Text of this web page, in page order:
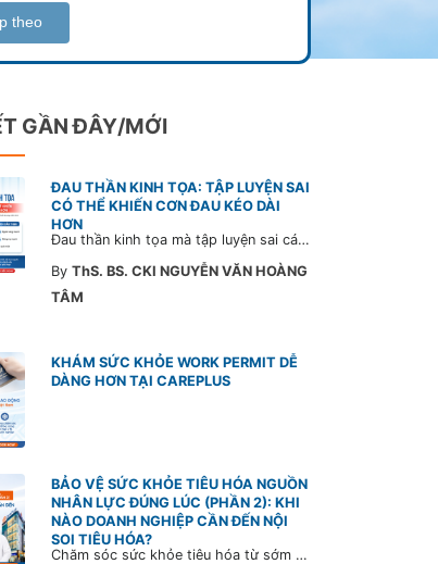
theo
GẦN ĐÂY/MỚI
ĐAU THẦN KINH TỌA: TẬP LUYỆN SAI
CÓ THỂ KHIẾN CƠN ĐAU KÉO DÀI
HƠN
Đau thần kinh tọa mà tập luyện sai cách có thể khiến cơn đau trở nặng và kéo dài thời gian hồi phục. Tham khảo chia sẻ của Bác sĩ CarePlus để nắm các động tác cần tránh và có góc nhìn đúng về phương pháp điều trị phù hợp trong bài viết sau.
ByThS. BS. CKI NGUYỄN VĂN HOÀNG
TÂM
KHÁM SỨC KHỎE WORK PERMIT DỄ
DÀNG HƠN TẠI CAREPLUS
BẢO VỆ SỨC KHỎE TIÊU HÓA NGUỒN
NHÂN LỰC ĐÚNG LÚC (PHẦN 2): KHI
NÀO DOANH NGHIỆP CẦN ĐẾN NỘI
SOI TIÊU HÓA?
Chăm sóc sức khỏe tiêu hóa từ sớm không chỉ giúp phát hiện bệnh kịp thời mà còn góp phần xây dựng đội ngũ khỏe mạnh, ổn định và gắn bó lâu dài. CarePlus sẵn sàng đồng hành cùng doanh nghiệp trong việc thiết kế chương trình chăm sóc sức khỏe phù hợp theo từng nhân sự, nhằm tối ưu hiệu quả đầu tư phúc lợi và phát triển nguồn nhân lực bền vững.